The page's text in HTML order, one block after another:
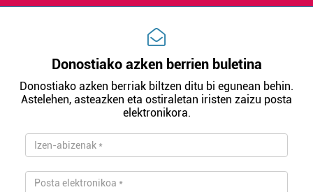
Donostiako azken berrien buletina
Donostiako azken berriak biltzen ditu bi egunean behin.
Astelehen, asteazken eta ostiraletan iristen zaizu posta
elektronikora.